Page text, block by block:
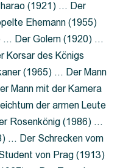
(1921) … Der
Ehemann (1955)
… Der Golem (1920) …
Korsar des Königs
(1965) … Der Mann
Mann mit der Kamera
der armen Leute
Rosenkönig (1986) …
… Der Schrecken vom
von Prag (1913)